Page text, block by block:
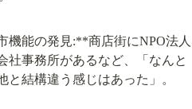
機能の発見:**商店街にNPO法人
社事務所があるなど、「なんと
と結構違う感じはあった」。